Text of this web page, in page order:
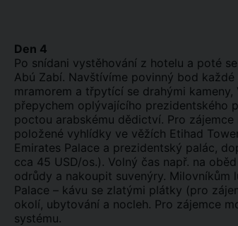
Den 4
Po snídani vystěhování z hotelu a poté
Abú Zabí. Navštívíme povinný bod
mramorem a třpytící se drahými
přepychem oplývajícího prezidentského
poctou arabskému dědictví. Pro
položené vyhlídky ve věžích Etihad
Emirates Palace a prezidentský palác,
cca 45 USD/os.). Volný čas např. na
odrůdy a nakoupit suvenýry. Milovníkům
Palace – kávu se zlatými plátky (pro
okolí, ubytování a nocleh. Pro zájemce
systému.